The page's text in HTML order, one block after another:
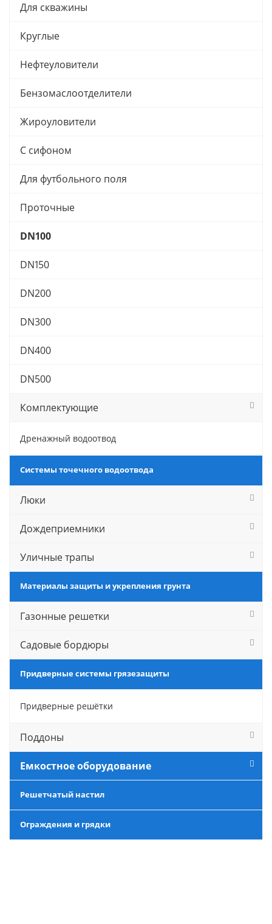
Для скважины
Круглые
Нефтеуловители
Бензомаслоотделители
Жироуловители
С сифоном
Для футбольного поля
Проточные
DN100
DN150
DN200
DN300
DN400
DN500
Комплектующие
Дренажный водоотвод
Системы точечного водоотвода
Люки
Дождеприемники
Уличные трапы
Материалы защиты и укрепления грунта
Газонные решетки
Садовые бордюры
Придверные системы грязезащиты
Придверные решётки
Поддоны
Емкостное оборудование
Решетчатый настил
Ограждения и грядки